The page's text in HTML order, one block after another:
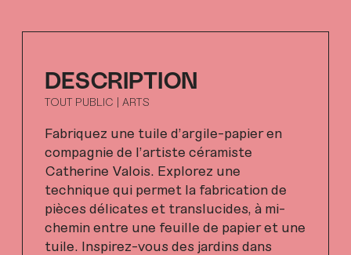
DESCRIPTION
TOUT PUBLIC | ARTS
Fabriquez une tuile d’argile-papier en
compagnie de l’artiste céramiste
Catherine Valois. Explorez une
technique qui permet la fabrication de
pièces délicates et translucides, à mi-
chemin entre une feuille de papier et une
tuile. Inspirez-vous des jardins dans